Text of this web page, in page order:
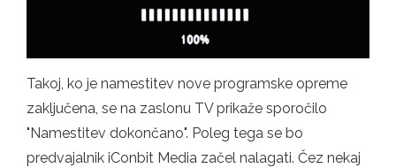
Takoj, ko je namestitev nove programske opreme
zaključena, se na zaslonu TV prikaže sporočilo
"Namestitev dokončano". Poleg tega se bo
predvajalnik iConbit Media začel nalagati. Čez nekaj